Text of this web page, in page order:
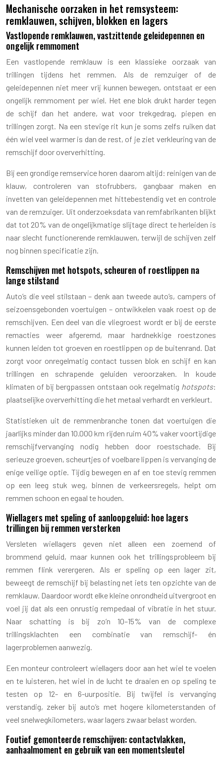
Mechanische oorzaken in het remsysteem:
remklauwen, schijven, blokken en lagers
Vastlopende remklauwen, vastzittende geleidepennen en
ongelijk remmoment
Een vastlopende remklauw is een klassieke oorzaak van
trillingen tijdens het remmen. Als de remzuiger of de
geleidepennen niet meer vrij kunnen bewegen, ontstaat er een
ongelijk remmoment per wiel. Het ene blok drukt harder tegen
de schijf dan het andere, wat voor trekgedrag, piepen en
trillingen zorgt. Na een stevige rit kun je soms zelfs ruiken dat
één wiel veel warmer is dan de rest, of je ziet verkleuring van de
remschijf door oververhitting.
Bij een grondige remservice horen daarom altijd: reinigen van de
klauw, controleren van stofrubbers, gangbaar maken en
invetten van geleidepennen met hittebestendig vet en controle
van de remzuiger. Uit onderzoeksdata van remfabrikanten blijkt
dat tot 20% van de ongelijkmatige slijtage direct te herleiden is
naar slecht functionerende remklauwen, terwijl de schijven zelf
nog binnen specificatie zijn.
Remschijven met hotspots, scheuren of roestlippen na
lange stilstand
Auto’s die veel stilstaan – denk aan tweede auto’s, campers of
seizoensgebonden voertuigen – ontwikkelen vaak roest op de
remschijven. Een deel van die vliegroest wordt er bij de eerste
remacties weer afgeremd, maar hardnekkige roestzones
kunnen leiden tot groeven en roestlippen op de buitenrand. Dat
zorgt voor onregelmatig contact tussen blok en schijf en kan
trillingen en schrapende geluiden veroorzaken. In koude
klimaten of bij bergpassen ontstaan ook regelmatig hotspots:
plaatselijke oververhitting die het metaal verhardt en verkleurt.
Statistieken uit de remmenbranche tonen dat voertuigen die
jaarlijks minder dan 10.000 km rijden ruim 40% vaker voortijdige
remschijfvervanging nodig hebben door roestschade. Bij
serieuze groeven, scheurtjes of voelbare lippen is vervanging de
enige veilige optie. Tijdig bewegen en af en toe stevig remmen
op een leeg stuk weg, binnen de verkeersregels, helpt om
remmen schoon en egaal te houden.
Wiellagers met speling of aanloopgeluid: hoe lagers
trillingen bij remmen versterken
Versleten wiellagers geven niet alleen een zoemend of
brommend geluid, maar kunnen ook het trillingsprobleem bij
remmen flink verergeren. Als er speling op een lager zit,
beweegt de remschijf bij belasting net iets ten opzichte van de
remklauw. Daardoor wordt elke kleine onrondheid uitvergroot en
voel jij dat als een onrustig rempedaal of vibratie in het stuur.
Naar schatting is bij zo’n 10–15% van de complexe
trillingsklachten een combinatie van remschijf- én
lagerproblemen aanwezig.
Een monteur controleert wiellagers door aan het wiel te voelen
en te luisteren, het wiel in de lucht te draaien en op speling te
testen op 12- en 6-uurpositie. Bij twijfel is vervanging
verstandig, zeker bij auto’s met hogere kilometerstanden of
veel snelwegkilometers, waar lagers zwaar belast worden.
Foutief gemonteerde remschijven: contactvlakken,
aanhaalmoment en gebruik van een momentsleutel